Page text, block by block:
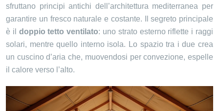
sfruttano principi antichi dell’architettura mediterranea per
garantire un fresco naturale e costante. Il segreto principale
è il doppio tetto ventilato: uno strato esterno riflette i raggi
solari, mentre quello interno isola. Lo spazio tra i due crea
un cuscino d’aria che, muovendosi per convezione, espelle
il calore verso l’alto.